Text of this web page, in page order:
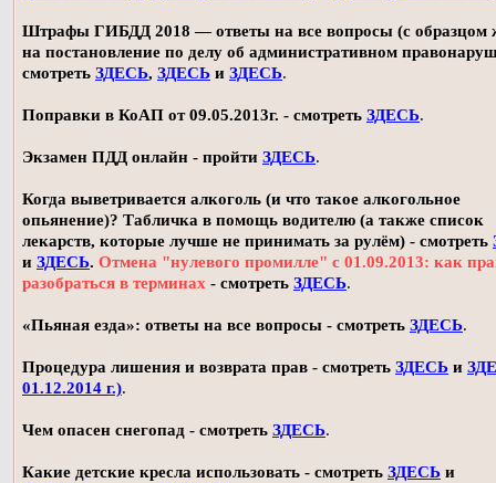
Штрафы ГИБДД 2018 — ответы на все вопросы (с образцом
на постановление по делу об административном
смотреть ЗДЕСЬ, ЗДЕСЬ и ЗДЕСЬ.
Поправки в КоАП от 09.05.2013г. - смотреть ЗДЕСЬ.
Экзамен ПДД онлайн - пройти ЗДЕСЬ.
Когда выветривается алкоголь (и что такое алкогольное
опьянение)? Табличка в помощь водителю (а также список
лекарств, которые лучше не принимать за рулём) - смотреть
и ЗДЕСЬ. Отмена "нулевого промилле" с 01.09.2013: как
разобраться в терминах - смотреть ЗДЕСЬ.
«Пьяная езда»: ответы на все вопросы - смотреть ЗДЕСЬ.
Процедура лишения и возврата прав - смотреть ЗДЕСЬ и
01.12.2014 г.).
Чем опасен снегопад - смотреть ЗДЕСЬ.
Какие детские кресла использовать - смотреть ЗДЕСЬ и